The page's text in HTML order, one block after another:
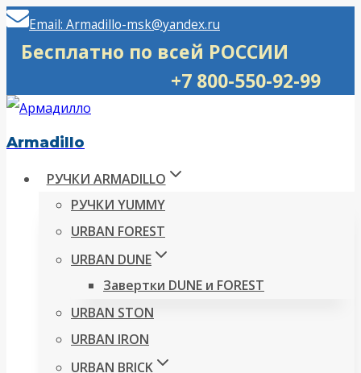
Перейти
Email: Armadillo-msk@yandex.ru
Бесплатно по всей РОССИИ
+7 800-550-92-99
Armadillo
РУЧКИ ARMADILLO
РУЧКИ YUMMY
URBAN FOREST
URBAN DUNE
Завертки DUNE и FOREST
URBAN STON
URBAN IRON
URBAN BRICK